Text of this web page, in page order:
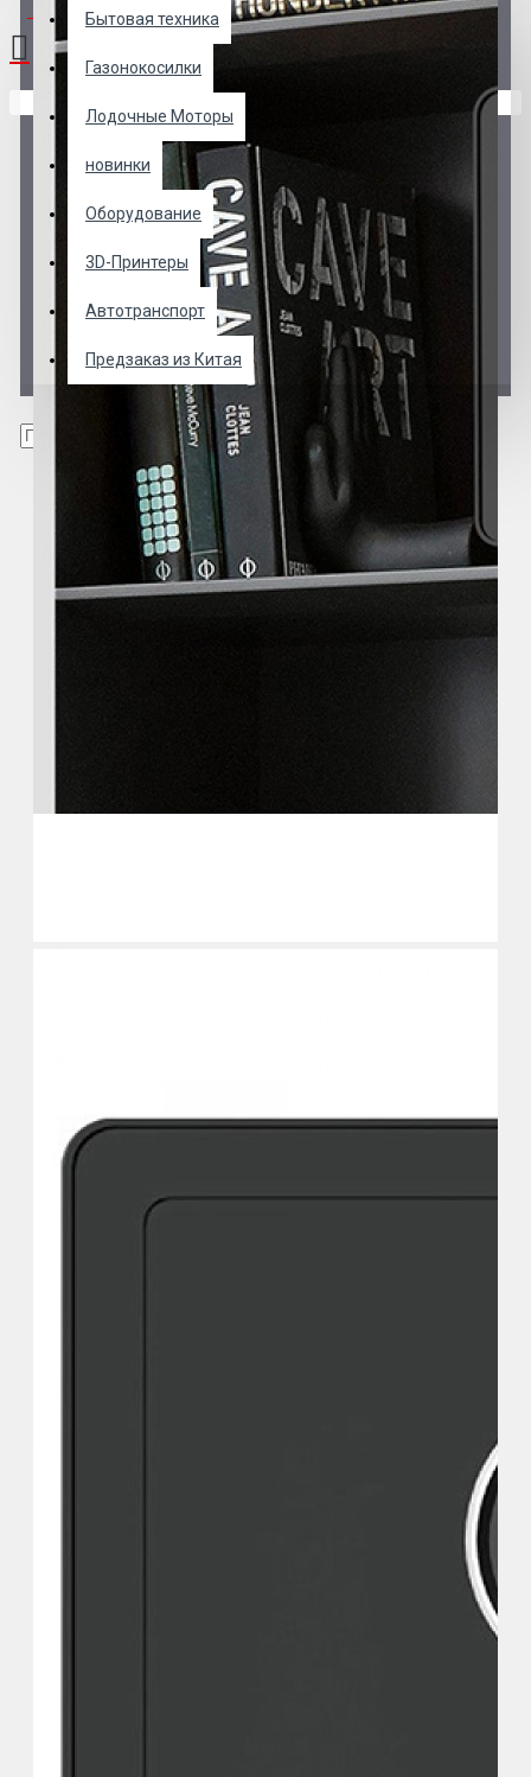
Бытовая техника
Газонокосилки
Лодочные Моторы
новинки
Оборудование
3D-Принтеры
Автотранспорт
Предзаказ из Китая
0 товар(ов) - 0 р.